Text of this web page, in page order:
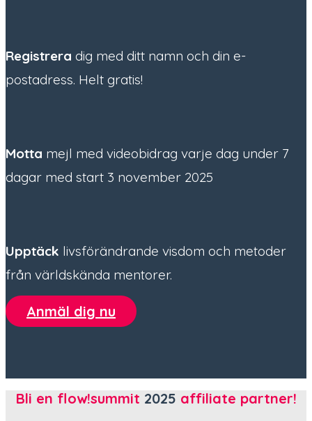
Registrera dig med ditt namn och din e-
postadress. Helt gratis!
Motta mejl med videobidrag varje dag under 7
dagar med start 3 november 2025
Upptäck livsförändrande visdom och metoder
från världskända mentorer.
Anmäl dig nu
Bli en flow!summit 2025 affiliate partner!